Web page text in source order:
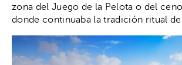
zona del Juego de la Pelota o del
donde continuaba la tradición ritual de